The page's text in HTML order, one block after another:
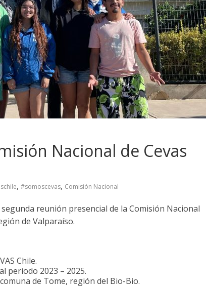
Nacional de Cevas
, #somoscevas, Comisión Nacional
reunión presencial de la Comisión Nacional
de Valparaíso.
Chile.
periodo 2023 – 2025.
de Tome, región del Bio-Bio.